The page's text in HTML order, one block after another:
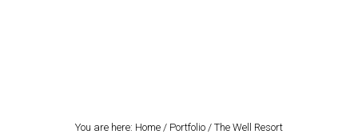
You are here: Home / Portfolio / The Well Resort